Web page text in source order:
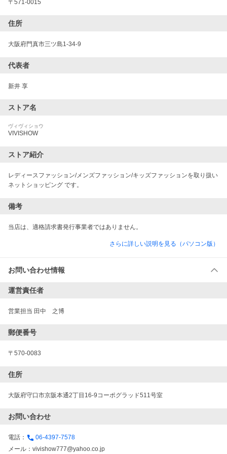
〒 571-0015
住所
大阪府門真市三ツ島1-34-9
代表者
新井 享
ストア名
ヴィヴィショウ
VIVISHOW
ストア紹介
レディースファッション/メンズファッション/キッズファッションを取り扱い
ネットショッピング です。
備考
当店は、適格請求書発行事業者ではありません。
さらに詳しい説明を見る（パソコン版）
お問い合わせ情報
運営責任者
営業担当 田中　之博
郵便番号
〒570-0083
住所
大阪府守口市京阪本通2丁目16-9コーポグラッド511号室
お問い合わせ
電話：
06-4397-7578
メール： vivishow777@yahoo.co.jp